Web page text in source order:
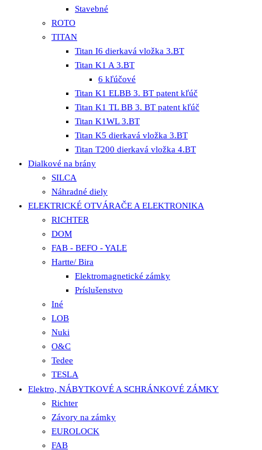
Stavebné
ROTO
TITAN
Titan I6 dierkavá vložka 3.BT
Titan K1 A 3.BT
6 kľúčové
Titan K1 ELBB 3. BT patent kľúč
Titan K1 TL BB 3. BT patent kľúč
Titan K1WL 3.BT
Titan K5 dierkavá vložka 3.BT
Titan T200 dierkavá vložka 4.BT
Dialkové na brány
SILCA
Náhradné diely
ELEKTRICKÉ OTVÁRAČE A ELEKTRONIKA
RICHTER
DOM
FAB - BEFO - YALE
Hartte/ Bira
Elektromagnetické zámky
Príslušenstvo
Iné
LOB
Nuki
O&C
Tedee
TESLA
Elektro, NÁBYTKOVÉ A SCHRÁNKOVÉ ZÁMKY
Richter
Závory na zámky
EUROLOCK
FAB